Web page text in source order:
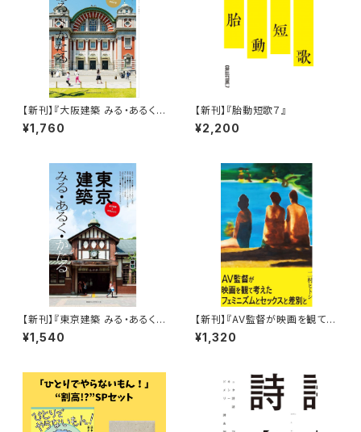
【新刊】『大阪建築 みる・あるく・
かたる』
¥1,760
【新刊】『胎動短歌７』
¥2,200
【新刊】『東京建築 みる・あるく・
かたる』
¥1,540
【新刊】『AV監督が映画を観て考
えた考えたフェミニズムとセック
スと差別と』二村ヒトシ
¥1,320